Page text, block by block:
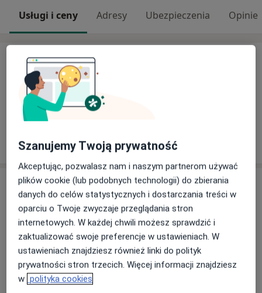
Usługi i ceny Adresy Ubezpieczenia Opinie
Usługi i ceny
Konsultacja internistyczna
Szczegóły
W jaki sposób ustalane są ceny?
Adresy (4)
Adres 1 Adres 2 Adres 3 Adres 4
Niepubliczny Zespół Opieki Zdrowotnej
"Medyken" Ewa Jarczyńska - Nimsz
Czepielowice, Pisarzowice
Szanujemy Twoją prywatność
Akceptując, pozwalasz nam i naszym partnerom używać
plików cookie (lub podobnych technologii) do zbierania
danych do celów statystycznych i dostarczania treści w
oparciu o Twoje zwyczaje przeglądania stron
internetowych. W każdej chwili możesz sprawdzić i
zaktualizować swoje preferencje w ustawieniach. W
ustawieniach znajdziesz również linki do polityk
prywatności stron trzecich. Więcej informacji znajdziesz
w polityka cookies